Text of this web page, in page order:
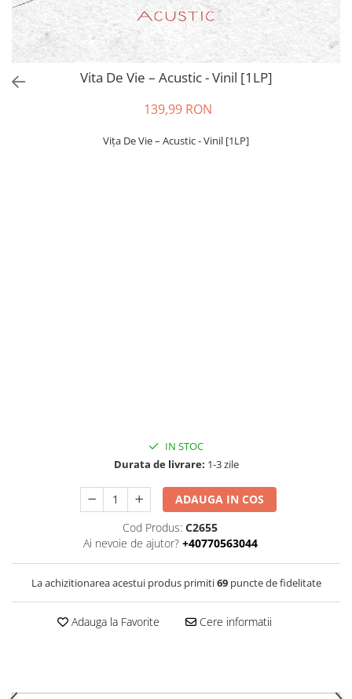
Vita De Vie – Acustic - Vinil [1LP]
139,99 RON
Vița De Vie – Acustic - Vinil [1LP]
IN STOC
Durata de livrare: 1-3 zile
ADAUGA IN COS
Cod Produs: C2655
Ai nevoie de ajutor? +40770563044
La achizitionarea acestui produs primiti69puncte de fidelitate
Adauga la Favorite Cere informatii